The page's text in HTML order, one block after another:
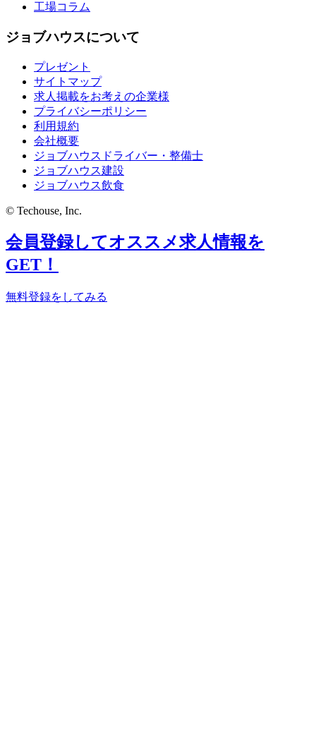
工場コラム
ジョブハウスについて
プレゼント
サイトマップ
求人掲載をお考えの企業様
プライバシーポリシー
利用規約
会社概要
ジョブハウスドライバー・整備士
ジョブハウス建設
ジョブハウス飲食
© Techouse, Inc.
会員登録してオススメ求人情報を
GET！
無料登録をしてみる